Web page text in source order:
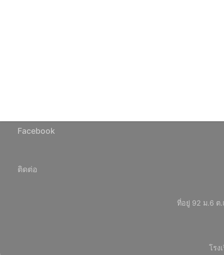
Facebook
ติดต่อ
ที่อยู่ 92 ม.6 ต.
โรง